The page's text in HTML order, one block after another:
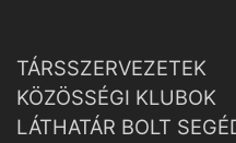
TÁRSSZERVEZETEK
KÖZÖSSÉGI KLUBOK
LÁTHATÁR BOLT